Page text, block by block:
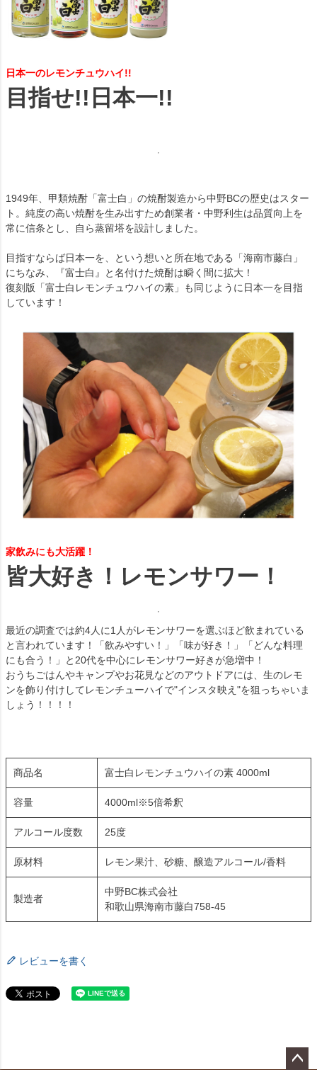
日本一のレモンチュウハイ!!
目指せ!!日本一!!
1949年、甲類焼酎「富士白」の焼酎製造から中野BCの歴史はスター
ト。純度の高い焼酎を生み出すため創業者・中野利生は品質向上を
常に信条とし、自ら蒸留塔を設計しました。
目指すならば日本一を、という想いと所在地である「海南市藤白」
にちなみ、『富士白』と名付けた焼酎は瞬く間に拡大！
復刻版「富士白レモンチュウハイの素」も同じように日本一を目指
しています！
家飲みにも大活躍！
皆大好き！レモンサワー！
最近の調査では約4人に1人がレモンサワーを選ぶほど飲まれている
と言われています！「飲みやすい！」「味が好き！」「どんな料理
にも合う！」と20代を中心にレモンサワー好きが急増中！
おうちごはんやキャンプやお花見などのアウトドアには、生のレモ
ンを飾り付けしてレモンチューハイで"インスタ映え"を狙っちゃいま
しょう！！！！
商品名 富士白レモンチュウハイの素 4000ml
容量 4000ml※5倍希釈
アルコール度数 25度
原材料 レモン果汁、砂糖、醸造アルコール/香料
製造者
中野BC株式会社
和歌山県海南市藤白758-45
レビューを書く